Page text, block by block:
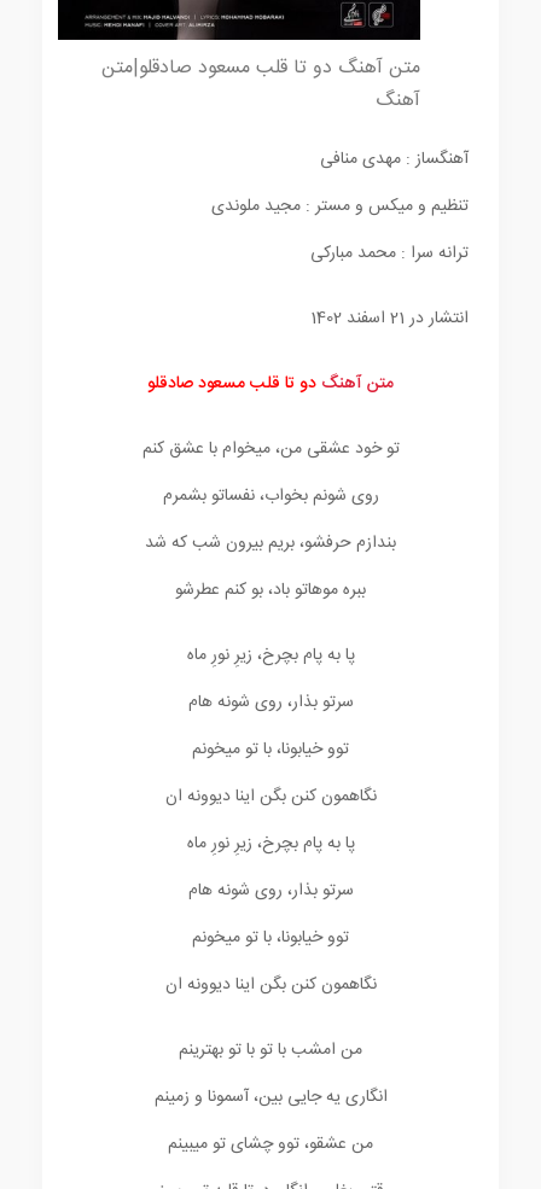
متن آهنگ دو تا قلب مسعود صادقلو|متن
آهنگ
آهنگساز : مهدی منافی
تنظیم و میکس و مستر : مجید ملوندی
ترانه سرا : محمد مبارکی
انتشار در 21 اسفند 1402
متن آهنگ دو تا قلب مسعود صادقلو
تو خود عشقی من، میخوام با عشق کنم
روی شونم بخواب، نفساتو بشمرم
بندازم حرفشو، بریم بیرون شب که شد
ببره موهاتو باد، بو کنم عطرشو
پا به پام بچرخ، زیرِ نورِ ماه
سرتو بذار، روی شونه هام
توو خیابونا، با تو میخونم
نگاهمون کنن بگن اینا دیوونه ان
پا به پام بچرخ، زیرِ نورِ ماه
سرتو بذار، روی شونه هام
توو خیابونا، با تو میخونم
نگاهمون کنن بگن اینا دیوونه ان
من امشب با تو با تو بهترینم
انگاری یه جایی بین، آسمونا و زمینم
من عشقو، توو چشای تو میبینم